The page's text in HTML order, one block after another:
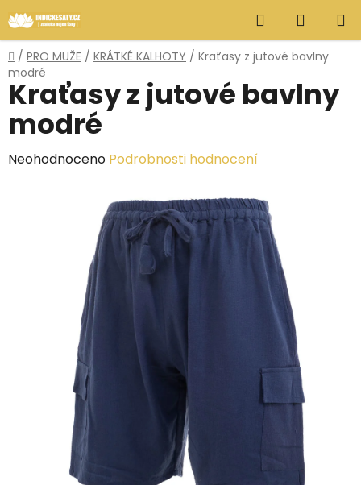
na
obsah
Hledat
KOŠÍK
Domů
/ PRO MUŽE / KRÁTKÉ KALHOTY / Kraťasy z jutové bavlny
modré
Kraťasy z jutové bavlny
modré
Průměrné
Neohodnoceno Podrobnosti hodnocení